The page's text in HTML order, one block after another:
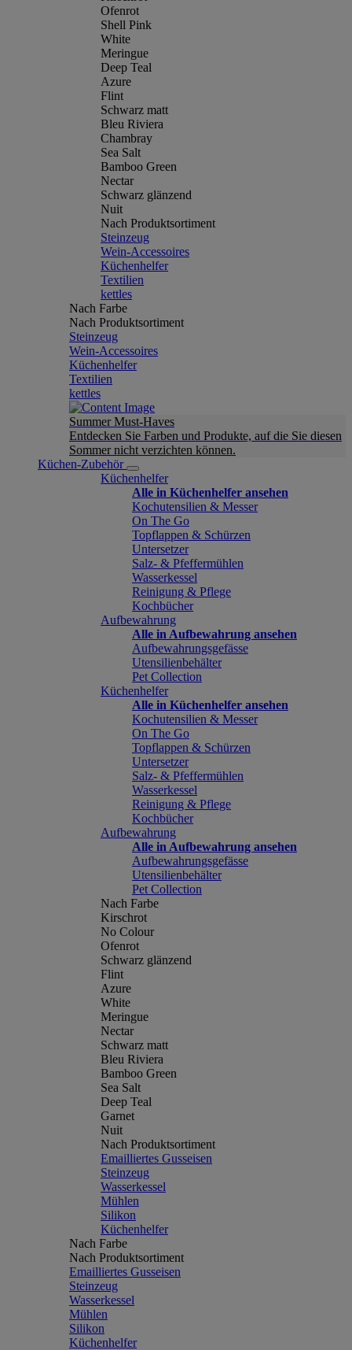
Ofenrot
Shell Pink
White
Meringue
Deep Teal
Azure
Flint
Schwarz matt
Bleu Riviera
Chambray
Sea Salt
Bamboo Green
Nectar
Schwarz glänzend
Nuit
Nach Produktsortiment
Steinzeug
Wein-Accessoires
Küchenhelfer
Textilien
kettles
Nach Farbe
Nach Produktsortiment
Steinzeug
Wein-Accessoires
Küchenhelfer
Textilien
kettles
Summer Must-Haves
Entdecken Sie Farben und Produkte, auf die Sie diesen
Sommer nicht verzichten können.
Küchen-Zubehör
Küchenhelfer
Alle in Küchenhelfer ansehen
Kochutensilien & Messer
On The Go
Topflappen & Schürzen
Untersetzer
Salz- & Pfeffermühlen
Wasserkessel
Reinigung & Pflege
Kochbücher
Aufbewahrung
Alle in Aufbewahrung ansehen
Aufbewahrungsgefässe
Utensilienbehälter
Pet Collection
Küchenhelfer
Alle in Küchenhelfer ansehen
Kochutensilien & Messer
On The Go
Topflappen & Schürzen
Untersetzer
Salz- & Pfeffermühlen
Wasserkessel
Reinigung & Pflege
Kochbücher
Aufbewahrung
Alle in Aufbewahrung ansehen
Aufbewahrungsgefässe
Utensilienbehälter
Pet Collection
Nach Farbe
Kirschrot
No Colour
Ofenrot
Schwarz glänzend
Flint
Azure
White
Meringue
Nectar
Schwarz matt
Bleu Riviera
Bamboo Green
Sea Salt
Deep Teal
Garnet
Nuit
Nach Produktsortiment
Emailliertes Gusseisen
Steinzeug
Wasserkessel
Mühlen
Silikon
Küchenhelfer
Nach Farbe
Nach Produktsortiment
Emailliertes Gusseisen
Steinzeug
Wasserkessel
Mühlen
Silikon
Küchenhelfer